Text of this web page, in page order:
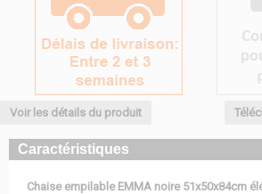
Voir les détails du produit
Caractéristiques
Chaise empilable EMMA noire 51x50x84cm